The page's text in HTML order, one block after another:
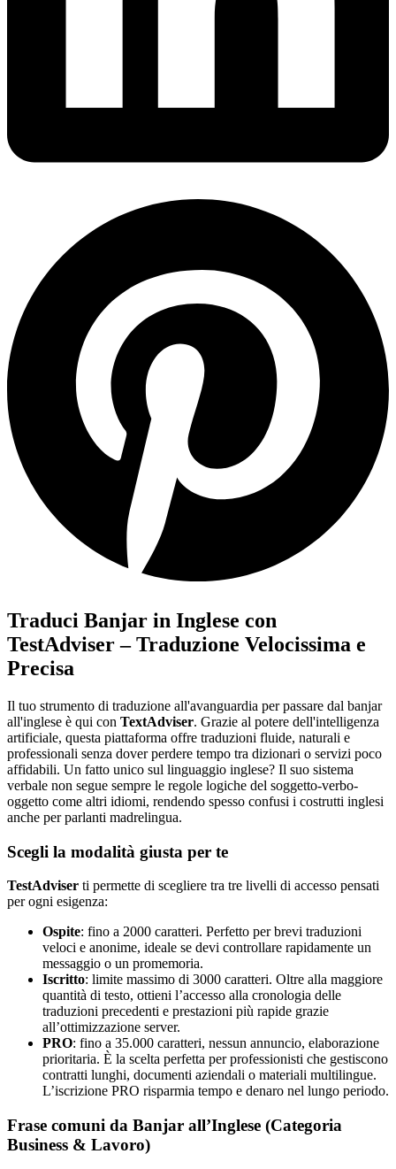
Traduci Banjar in Inglese con
TestAdviser – Traduzione Velocissima e
Precisa
Il tuo strumento di traduzione all'avanguardia per passare dal banjar
all'inglese è qui con TextAdviser. Grazie al potere dell'intelligenza
artificiale, questa piattaforma offre traduzioni fluide, naturali e
professionali senza dover perdere tempo tra dizionari o servizi poco
affidabili. Un fatto unico sul linguaggio inglese? Il suo sistema
verbale non segue sempre le regole logiche del soggetto-verbo-
oggetto come altri idiomi, rendendo spesso confusi i costrutti inglesi
anche per parlanti madrelingua.
Scegli la modalità giusta per te
TestAdviser ti permette di scegliere tra tre livelli di accesso pensati
per ogni esigenza:
Ospite: fino a 2000 caratteri. Perfetto per brevi traduzioni
veloci e anonime, ideale se devi controllare rapidamente un
messaggio o un promemoria.
Iscritto: limite massimo di 3000 caratteri. Oltre alla maggiore
quantità di testo, ottieni l’accesso alla cronologia delle
traduzioni precedenti e prestazioni più rapide grazie
all’ottimizzazione server.
PRO: fino a 35.000 caratteri, nessun annuncio, elaborazione
prioritaria. È la scelta perfetta per professionisti che gestiscono
contratti lunghi, documenti aziendali o materiali multilingue.
L’iscrizione PRO risparmia tempo e denaro nel lungo periodo.
Frase comuni da Banjar all’Inglese (Categoria
Business & Lavoro)